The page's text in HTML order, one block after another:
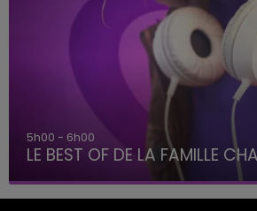
5h00 - 6h00
LE BEST OF DE LA FAMILLE